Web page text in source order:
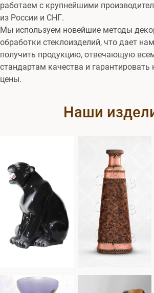
работаем с крупнейшими
из России и СНГ.
Мы используем новейшие методы
обработки стеклоизделий, что дает
получить продукцию, отвечающую
стандартам качества и гарантировать
цены.
Наши